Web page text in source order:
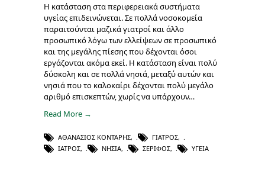
Η κατάσταση στα περιφερειακά συστήματα
υγείας επιδεινώνεται. Σε πολλά νοσοκομεία
παραιτούνται μαζικά γιατροί και άλλο
προσωπικό λόγω των ελλείψεων σε προσωπικό
και της μεγάλης πίεσης που δέχονται όσοι
εργάζονται ακόμα εκεί. Η κατάσταση είναι πολύ
δύσκολη και σε πολλά νησιά, μεταξύ αυτών και
νησιά που το καλοκαίρι δέχονται πολύ μεγάλο
αριθμό επισκεπτών, χωρίς να υπάρχουν…
Read More →
ΑΘΑΝΆΣΙΟΣ ΚΟΝΤΆΡΗΣ, ΓΙΑΤΡΌΣ,
ΙΑΤΡΌΣ, ΝΗΣΙΆ, ΣΈΡΙΦΟΣ, ΥΓΕΊΑ